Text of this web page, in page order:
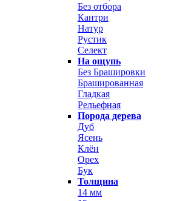
Без отбора
Кантри
Натур
Рустик
Селект
На ощупь
Без Брашировки
Брашированная
Гладкая
Рельефная
Порода дерева
Дуб
Ясень
Клён
Орех
Бук
Толщина
14 мм